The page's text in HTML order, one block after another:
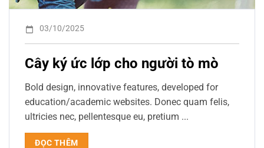
03/10/2025
Cây ký ức lớp cho người tò mò
Bold design, innovative features, developed for
education/academic websites. Donec quam felis,
ultricies nec, pellentesque eu, pretium ...
ĐỌC THÊM